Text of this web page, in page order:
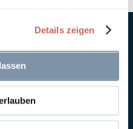
Details zeigen